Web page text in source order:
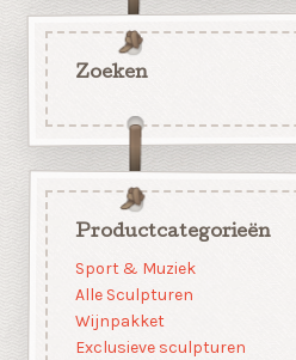
Zoeken
Productcategorieën
Sport & Muziek
Alle Sculpturen
Wijnpakket
Exclusieve sculpturen